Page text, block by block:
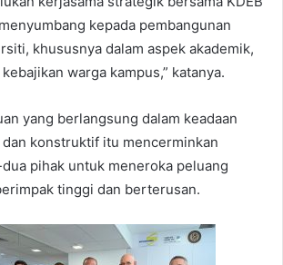
kepada pembangunan
khususnya dalam aspek akademik,
warga kampus,” katanya.
yang berlangsung dalam keadaan
konstruktif itu mencerminkan
pihak untuk meneroka peluang
tinggi dan berterusan.